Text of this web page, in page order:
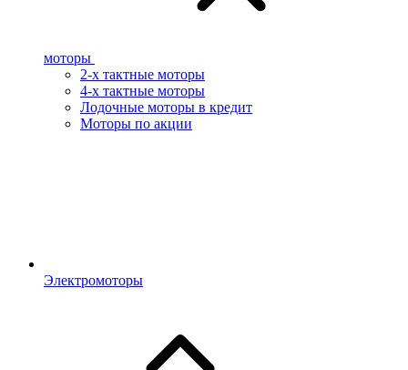
моторы
2-х тактные моторы
4-х тактные моторы
Лодочные моторы в кредит
Моторы по акции
Электромоторы